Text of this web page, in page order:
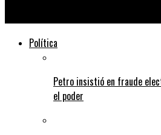
Política
Petro insistió en fraude
el poder